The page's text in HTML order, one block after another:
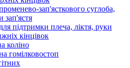
зап'ясткового суглоба,
зап'ястя
підтримки плеча, ліктя, руки
кінцівок
коліно
гомілковостоп